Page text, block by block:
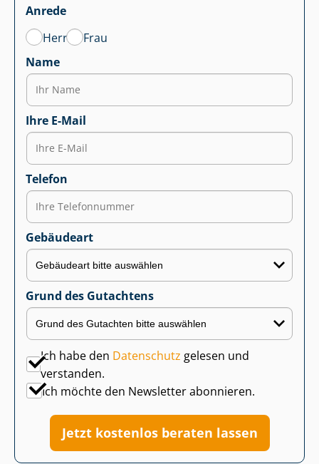
Anrede
Herr
Frau
Name
Ihre E-Mail
Telefon
Gebäudeart
Grund des Gutachtens
Ich habe den Datenschutz gelesen und
verstanden.
Ich möchte den Newsletter abonnieren.
Jetzt kostenlos beraten lassen